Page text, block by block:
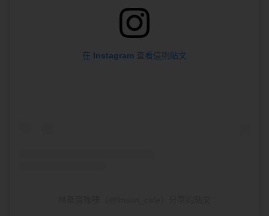
在 Instagram 查看這則貼文